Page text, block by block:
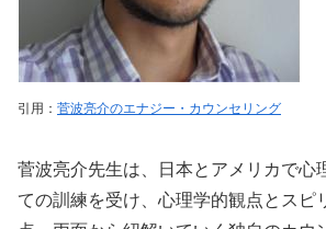
引用： 菅波亮介のエナジー・カウンセリング
菅波亮介先生は、日本とアメリカで心
ての訓練を受け、心理学的観点とスピ